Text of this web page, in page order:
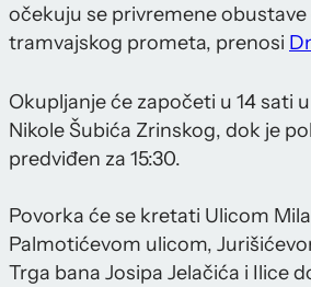
očekuju se privremene
tramvajskog prometa, prenosi
Okupljanje će započeti u 14 sati
Nikole Šubića Zrinskog, dok je
predviđen za 15:30.
Povorka će se kretati Ulicom
Palmotićevom ulicom,
Trga bana Josipa Jelačića i Ilice